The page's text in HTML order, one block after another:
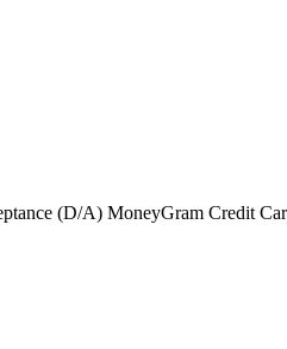
(D/A) MoneyGram Credit